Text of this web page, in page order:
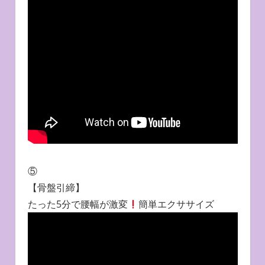
⑤
【骨盤引締】
たった5分で腰幅が激変
簡単エクササイズ